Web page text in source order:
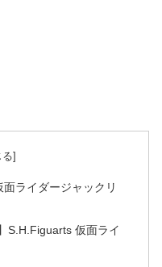
ライダージャックリ
S.H.Figuarts 仮面ライ